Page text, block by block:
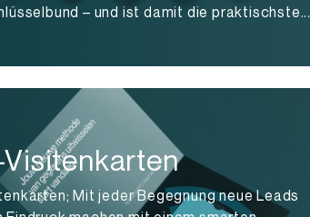
– und ist damit die praktischste...
Visitenkarten
Mit jeder Begegnung neue Leads